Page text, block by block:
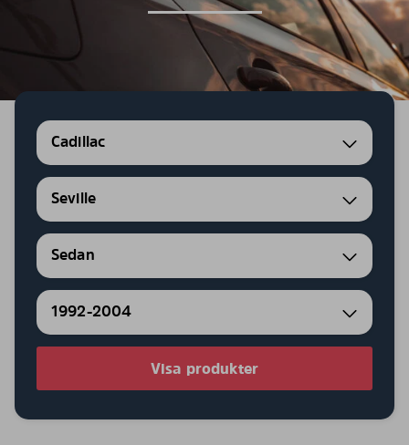
Cadillac
Seville
Sedan
1992-2004
Visa produkter